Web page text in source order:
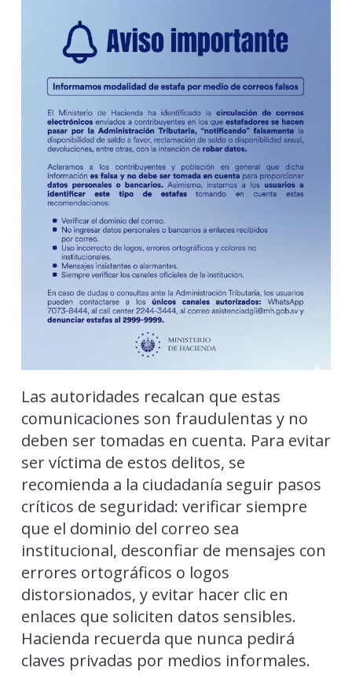
Las autoridades recalcan que estas
comunicaciones son fraudulentas y no
deben ser tomadas en cuenta. Para evitar
ser víctima de estos delitos, se
recomienda a la ciudadanía seguir pasos
críticos de seguridad: verificar siempre
que el dominio del correo sea
institucional, desconfiar de mensajes con
errores ortográficos o logos
distorsionados, y evitar hacer clic en
enlaces que soliciten datos sensibles.
Hacienda recuerda que nunca pedirá
claves privadas por medios informales.